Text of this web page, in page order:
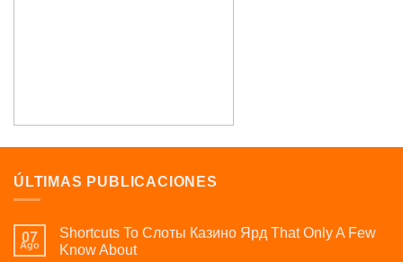
ÚLTIMAS PUBLICACIONES
07
Ago
Shortcuts To Слоты Казино Ярд That Only A Few
Know About